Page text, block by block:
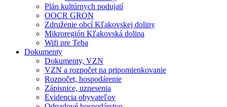
Plán kultúrnych podujatí
OOCR GRON
Združenie obcí Kľakovskej doliny
Mikroregión Kľakovská dolina
Wifi pre Teba
Dokumenty
Dokumenty, VZN
VZN a rozpočet na pripomienkovanie
Rozpočet, hospodárenie
Zápisnice, uznesenia
Evidencia obyvateľov